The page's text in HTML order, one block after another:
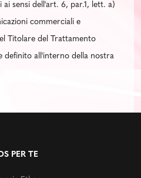
sensi dell'art. 6, par.1, lett. a)
commerciali e
Titolare del Trattamento
definito all'interno della nostra
PER TE